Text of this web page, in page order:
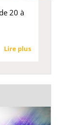
20 à
Lire plus